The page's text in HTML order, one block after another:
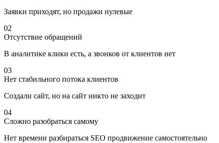
Заявки приходят, но продажи нулевые
02
Отсутствие обращений
В аналитике клики есть, а звонков от клиентов нет
03
Нет стабильного потока клиентов
Создали сайт, но на сайт никто не заходит
04
Сложно разобраться самому
Нет времени разбираться SEO продвижение самостоятельно